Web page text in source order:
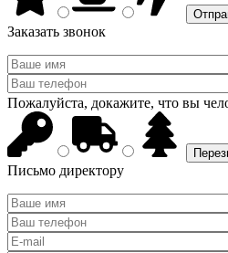
Заказать звонок
Пожалуйста, докажите, что вы
Письмо директору